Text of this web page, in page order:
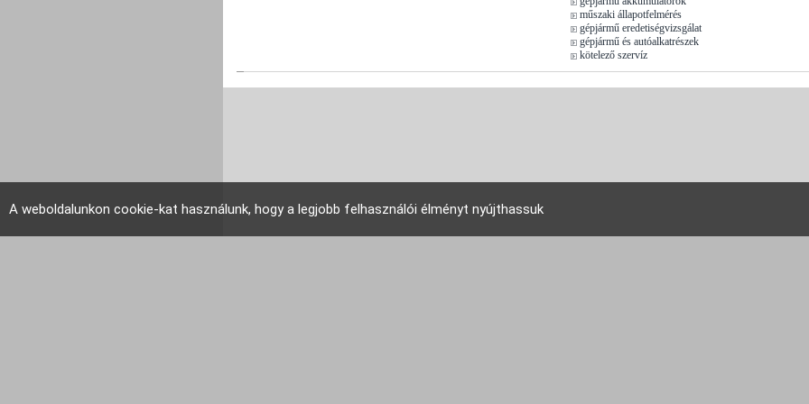
műszaki állapotfelmérés
gépjármű eredetiségvizsgálat
gépjármű és autóalkatrészek
kötelező szervíz
A weboldalunkon cookie-kat használunk, hogy a legjobb felhasználói élményt nyújthassuk